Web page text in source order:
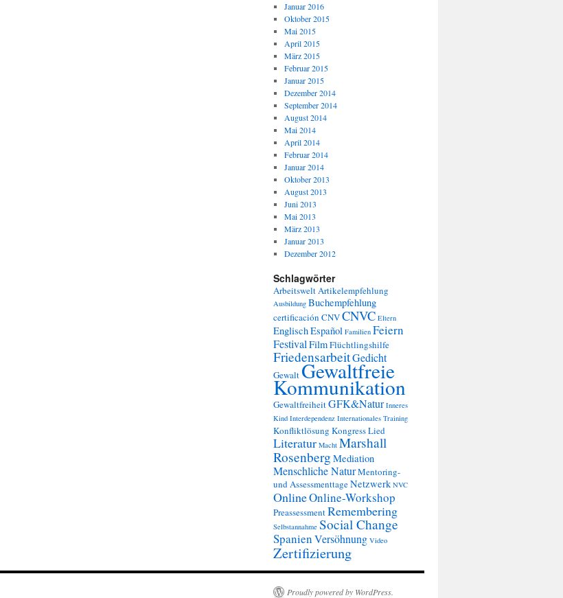
Januar 2016
Oktober 2015
Mai 2015
April 2015
März 2015
Februar 2015
Januar 2015
Dezember 2014
September 2014
August 2014
Mai 2014
April 2014
Februar 2014
Januar 2014
Oktober 2013
August 2013
Juni 2013
Mai 2013
März 2013
Januar 2013
Dezember 2012
Schlagwörter
ArbeitsweltArtikelempfehlung
Ausbildung Buchempfehlung
certificación CNVCNVC Eltern
EnglischEspañol Familien Feiern
Festival FilmFlüchtlingshilfe
FriedensarbeitGedicht
Gewalt Gewaltfreie
Kommunikation
GewaltfreiheitGFK&Natur Inneres
Kind Interdependenz Internationales Training
Konfliktlösung KongressLied
Literatur Macht Marshall
Rosenberg Mediation
Menschliche NaturMentoring-
und AssessmenttageNetzwerk NVC
OnlineOnline-Workshop
PreassessmentRemembering
Selbstannahme Social Change
SpanienVersöhnung Video
Zertifizierung
Proudly powered by WordPress.